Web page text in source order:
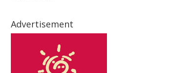
Advertisement